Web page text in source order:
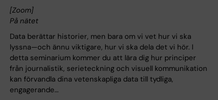
[Zoom]
På nätet
Data berättar historier, men bara om vi vet hur vi ska
lyssna—och ännu viktigare, hur vi ska dela det vi hör. I
detta seminarium kommer du att lära dig hur principer
från journalistik, serieteckning och visuell kommunikation
kan förvandla dina vetenskapliga data till tydliga,
engagerande…